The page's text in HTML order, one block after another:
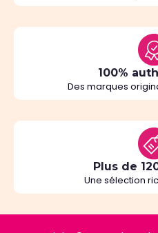
100%
Des marques
Plus de
Une sélection